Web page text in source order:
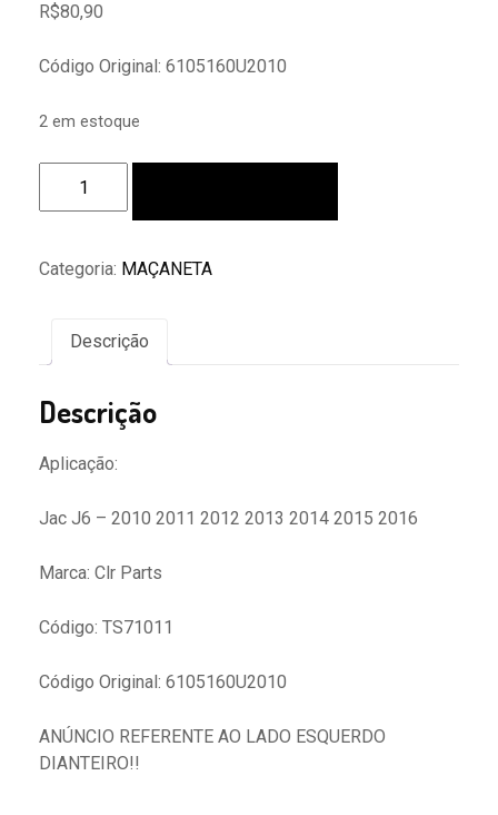
R$80,90
Código Original: 6105160U2010
2 em estoque
Jac
quantidade
Categoria: MAÇANETA
Descrição
Descrição
Aplicação:
Jac J6 – 2010 2011 2012 2013 2014 2015 2016
Marca: Clr Parts
Código: TS71011
Código Original: 6105160U2010
ANÚNCIO REFERENTE AO LADO ESQUERDO
DIANTEIRO!!